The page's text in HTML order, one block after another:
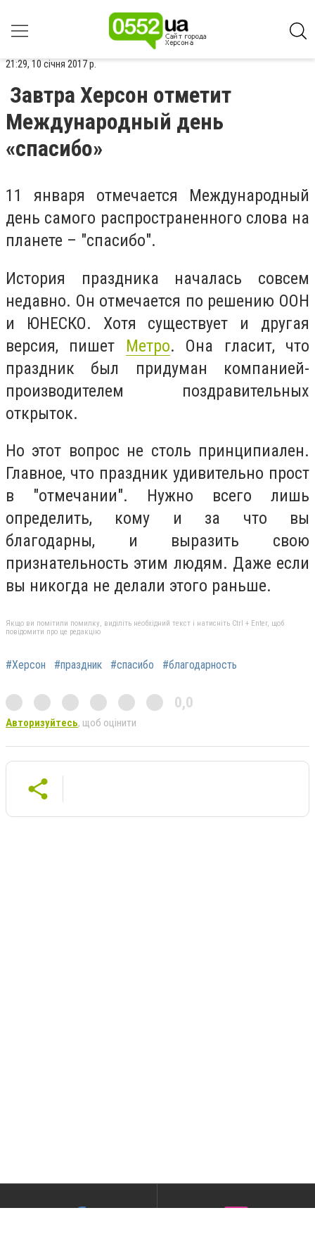
21:29, 10 січня 2017 р.
Завтра Херсон отметит
Международный день
«спасибо»
11 января отмечается Международный
день самого распространенного слова на
планете – "спасибо".
История праздника началась совсем
недавно. Он отмечается по решению ООН
и ЮНЕСКО. Хотя существует и другая
версия, пишет Метро. Она гласит, что
праздник был придуман компанией-
производителем поздравительных
открыток.
Но этот вопрос не столь принципиален.
Главное, что праздник удивительно прост
в "отмечании". Нужно всего лишь
определить, кому и за что вы
благодарны, и выразить свою
признательность этим людям. Даже если
вы никогда не делали этого раньше.
Якщо ви помітили помилку, виділіть необхідний текст і натисніть Ctrl + Enter, щоб
повідомити про це редакцію
#Херсон #праздник #спасибо #благодарность
0,0
Авторизуйтесь, щоб оцінити